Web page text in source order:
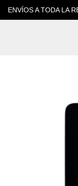
ENVÍOS A TODA LA